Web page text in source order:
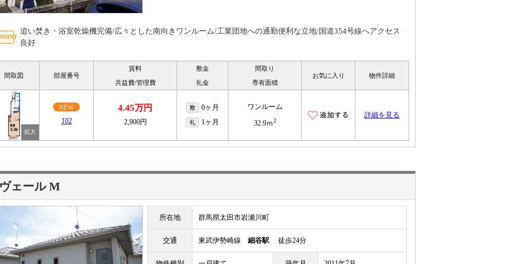
追い焚き・浴室乾燥機完備/広々とした南向きワンルーム/工業団地への通勤便利な立地/国道354号線へアクセス
良好
間取図 部屋番号
賃料
共益費/管理費
敷金
礼金
間取り
専有面積
お気に入り 物件詳細
NEW
102
4.45万円
2,900円
敷 0ヶ月
礼 1ヶ月
ワンルーム
32.9ｍ2
詳細を見る
ェール M
所在地 群馬県太田市岩瀬川町
交通 東武伊勢崎線 細谷駅 徒歩24分